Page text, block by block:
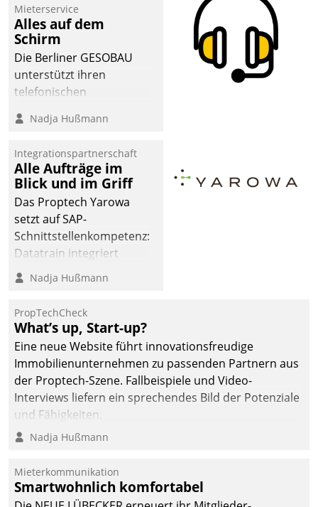
Mieterservice
Alles auf dem
Schirm
Die Berliner GESOBAU
unterstützt ihren
telefonischen
digitalen Cockpit, das
passende Fragen und
Schlagworte auswirft.
Eine intuitive
Dialogführung ermöglicht
dem externen
Serviceteam, Anrufe von
Mietenden zügiger und
effizienter zu bearbeiten.
Nadja Hußmann
Integrationspartnerschaft
Alle Aufträge im
Blick und im Griff
Das Proptech Yarowa
setzt auf SAP-
Schnittstellenkompetenz:
Datatrain integriert
Yarowas Portal zur
Vergabe und Verwaltung
operativen
Instandhaltung in die
SAP-Systemlandschaft
deutscher
Wohnungsunternehmen
– und beschleunigt damit
Mieteranliegen zum
Nadja Hußmann
PropTechCheck
What’s up, Start-up?
Eine neue Website führt innovationsfreudige
Immobilienunternehmen zu passenden Partnern aus
der Proptech-Szene. Fallbeispiele und Video-
Interviews liefern ein sprechendes Bild der Potenziale
und Fähigkeiten.
Nadja Hußmann
Mieterkommunikation
Smartwohnlich komfortabel